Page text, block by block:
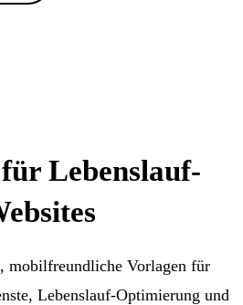
Lebenslauf-
mobilfreundliche Vorlagen für
Lebenslauf-Optimierung und